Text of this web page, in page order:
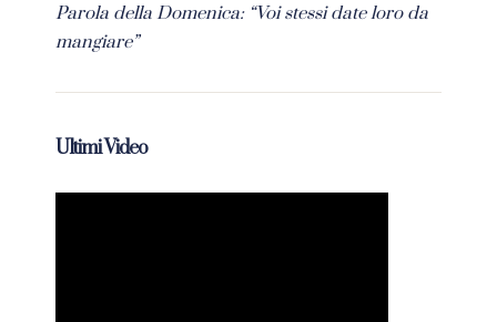
Parola della Domenica: “Voi stessi date loro da
mangiare”
Ultimi Video